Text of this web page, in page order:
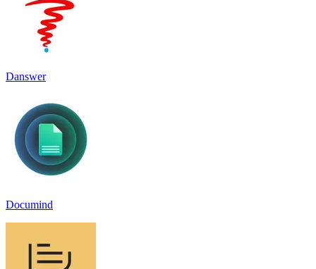
Danswer
Documind